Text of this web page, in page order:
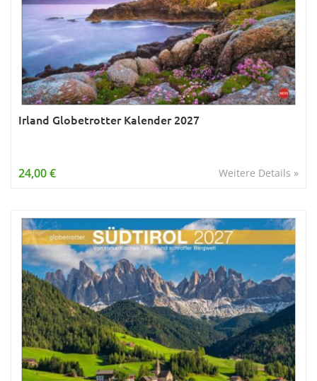
Irland Globetrotter Kalender 2027
Weitere Details »
24,00 €